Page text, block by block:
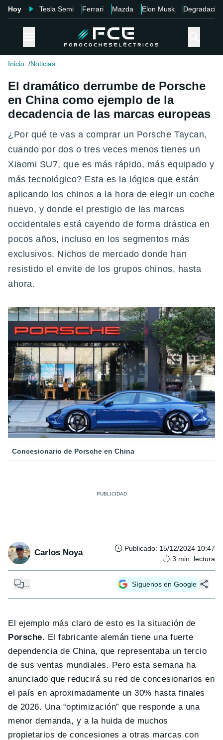
Hoy Tesla Semi Ferrari Mazda Elon Musk Degradación
Inicio Noticias
El dramático derrumbe de Porsche
en China como ejemplo de la
decadencia de las marcas europeas
¿Por qué te vas a comprar un Porsche Taycan,
cuando por dos o tres veces menos tienes un
Xiaomi SU7, que es más rápido, más equipado y
más tecnológico? Esta es la lógica que están
aplicando los chinos a la hora de elegir un coche
nuevo, y donde el prestigio de las marcas
occidentales está cayendo de forma drástica en
pocos años, incluso en los segmentos más
exclusivos. Nichos de mercado donde han
resistido el envite de los grupos chinos, hasta
ahora.
Concesionario de Porsche en China
Carlos Noya Publicado: 15/12/2024 10:47
3 min. lectura
Síguenos en Google
El ejemplo más claro de esto es la situación de
Porsche. El fabricante alemán tiene una fuerte
dependencia de China, que representaba un tercio
de sus ventas mundiales. Pero esta semana ha
anunciado que reducirá su red de concesionarios en
el país en aproximadamente un 30% hasta finales
de 2026. Una “optimización” que responde a una
menor demanda, y a la huida de muchos
propietarios de concesiones a otras marcas con